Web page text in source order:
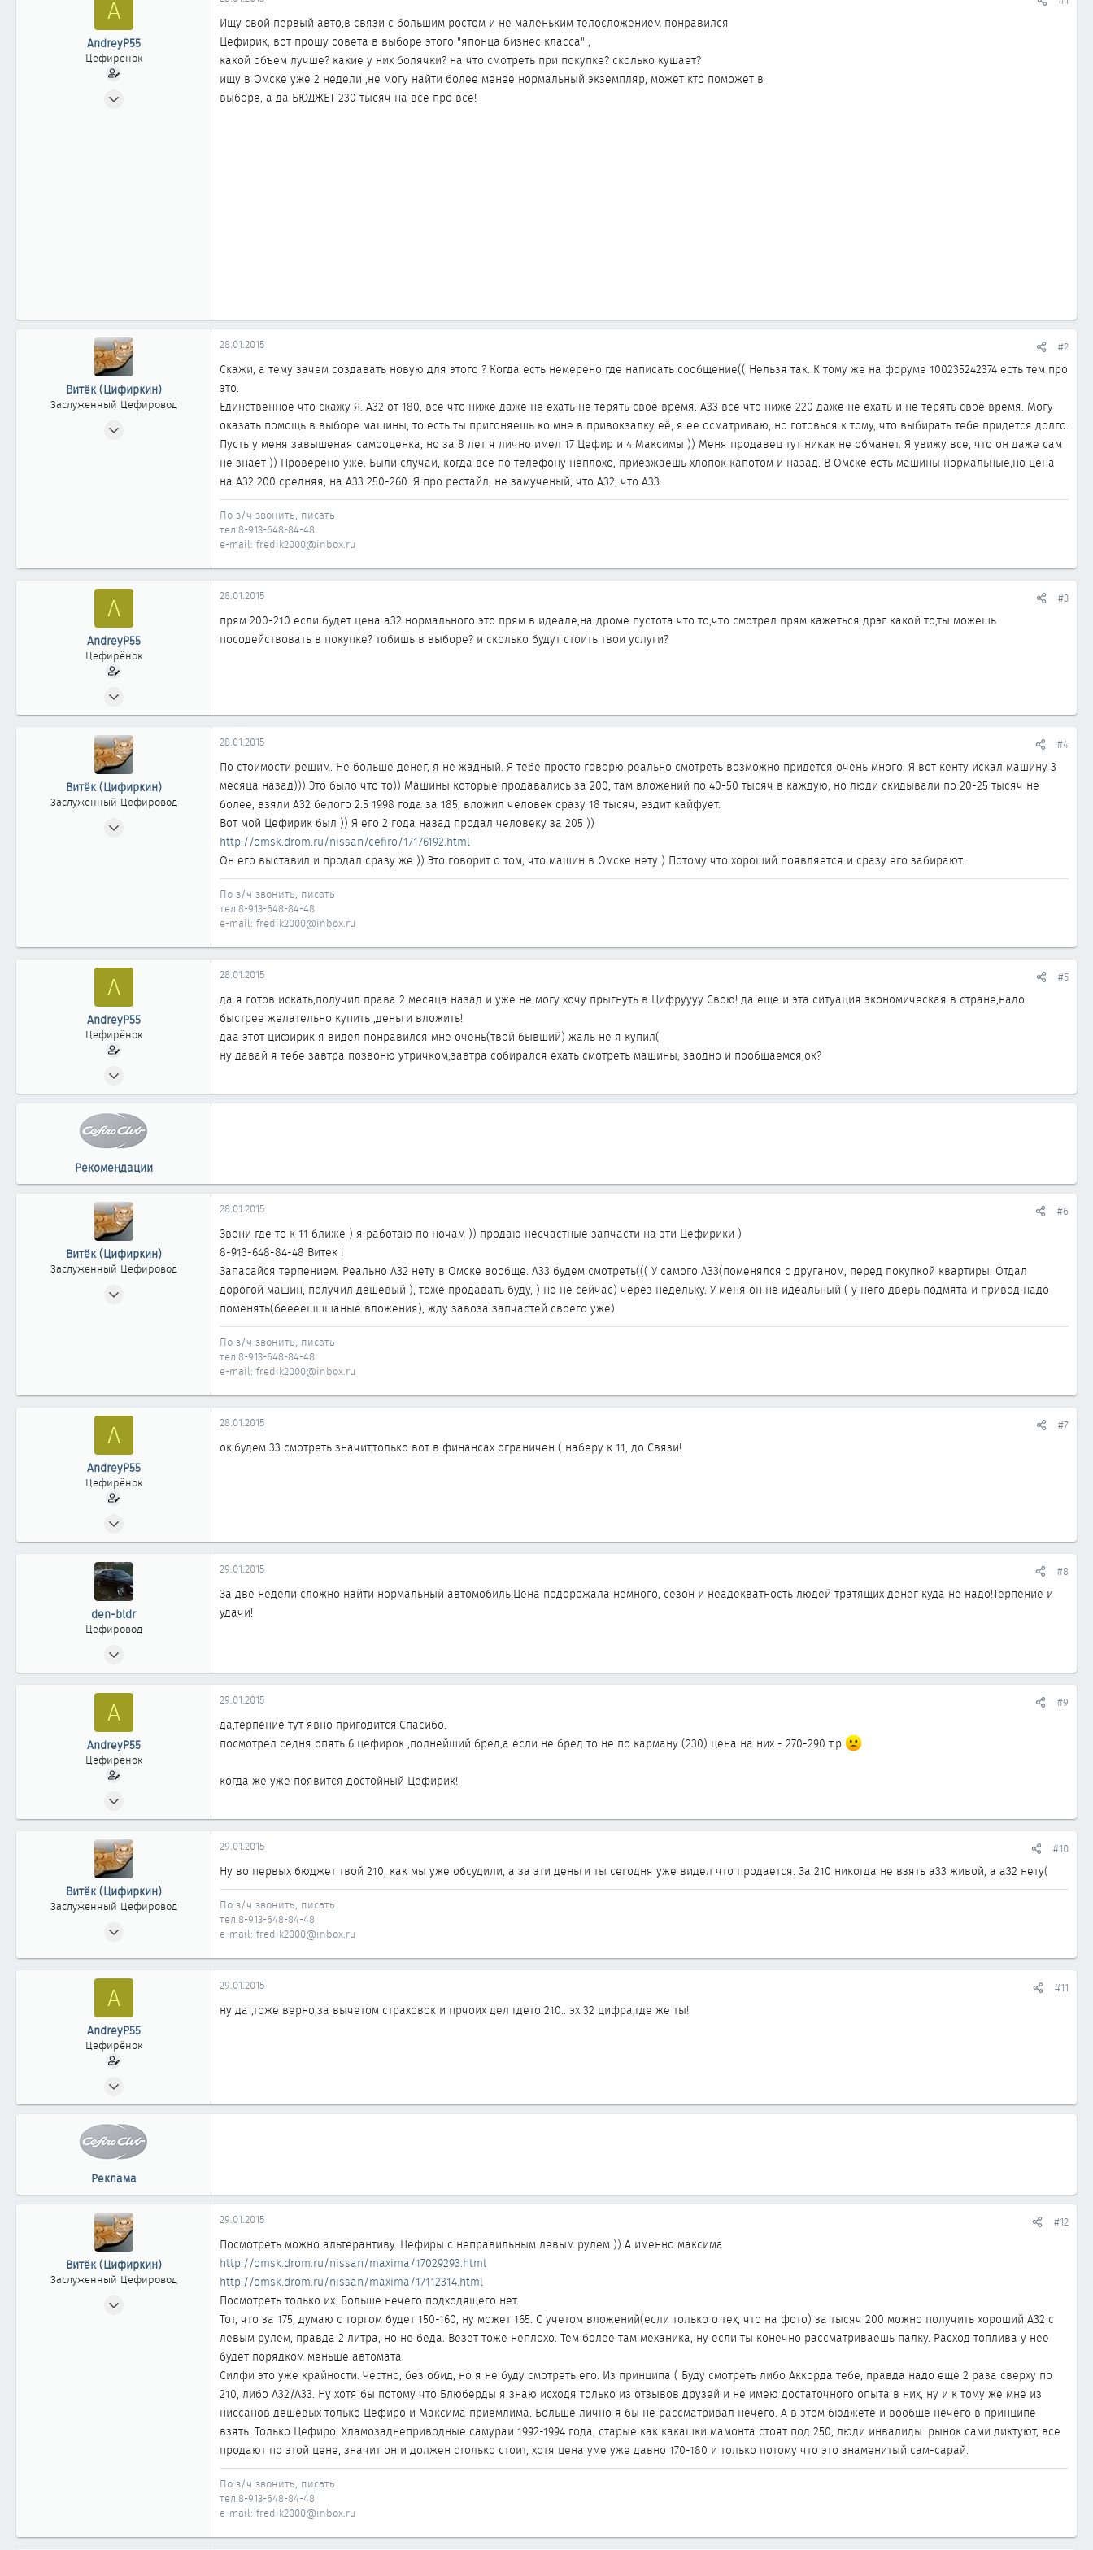
A
AndreyP55
Цефирёнок
Ищу свой первый авто,в связи с большим ростом и не маленьким телосложением понравился
Цефирик, вот прошу совета в выборе этого "японца бизнес класса" ,
какой объем лучше? какие у них болячки? на что смотреть при покупке? сколько кушает?
ищу в Омске уже 2 недели ,не могу найти более менее нормальный экземпляр, может кто поможет в
выборе, а да БЮДЖЕТ 230 тысяч на все про все!
Витёк (Цифиркин)
Заслуженный Цефировод
28.01.2015 #2
Скажи, а тему зачем создавать новую для этого ? Когда есть немерено где написать сообщение(( Нельзя так. К тому же на форуме 100235242374 есть тем про
это.
Единственное что скажу Я. А32 от 180, все что ниже даже не ехать не терять своё время. А33 все что ниже 220 даже не ехать и не терять своё время. Могу
оказать помощь в выборе машины, то есть ты пригоняешь ко мне в привокзалку её, я ее осматриваю, но готовься к тому, что выбирать тебе придется долго.
Пусть у меня завышеная самооценка, но за 8 лет я лично имел 17 Цефир и 4 Максимы )) Меня продавец тут никак не обманет. Я увижу все, что он даже сам
не знает )) Проверено уже. Были случаи, когда все по телефону неплохо, приезжаешь хлопок капотом и назад. В Омске есть машины нормальные,но цена
на А32 200 средняя, на А33 250-260. Я про рестайл, не замученый, что А32, что А33.
По з/ч звонить, писать
тел.8-913-648-84-48
e-mail: fredik2000@inbox.ru
A
AndreyP55
Цефирёнок
14
28.01.2015 #3
прям 200-210 если будет цена а32 нормального это прям в идеале,на дроме пустота что то,что смотрел прям кажеться дрэг какой то,ты можешь
посодействовать в покупке? тобишь в выборе? и сколько будут стоить твои услуги?
Витёк (Цифиркин)
Заслуженный Цефировод
28.01.2015 #4
По стоимости решим. Не больше денег, я не жадный. Я тебе просто говорю реально смотреть возможно придется очень много. Я вот кенту искал машину 3
месяца назад))) Это было что то)) Машины которые продавались за 200, там вложений по 40-50 тысяч в каждую, но люди скидывали по 20-25 тысяч не
более, взяли А32 белого 2.5 1998 года за 185, вложил человек сразу 18 тысяч, ездит кайфует.
Вот мой Цефирик был )) Я его 2 года назад продал человеку за 205 ))
http://omsk.drom.ru/nissan/cefiro/17176192.html
Он его выставил и продал сразу же )) Это говорит о том, что машин в Омске нету ) Потому что хороший появляется и сразу его забирают.
По з/ч звонить, писать
тел.8-913-648-84-48
e-mail: fredik2000@inbox.ru
A
AndreyP55
Цефирёнок
14
28.01.2015 #5
да я готов искать,получил права 2 месяца назад и уже не могу хочу прыгнуть в Цифруууу Свою! да еще и эта ситуация экономическая в стране,надо
быстрее желательно купить ,деньги вложить!
даа этот цифирик я видел понравился мне очень(твой бывший) жаль не я купил(
ну давай я тебе завтра позвоню утричком,завтра собирался ехать смотреть машины, заодно и пообщаемся,ок?
Рекомендации
Витёк (Цифиркин)
Заслуженный Цефировод
28.01.2015 #6
Звони где то к 11 ближе ) я работаю по ночам )) продаю несчастные запчасти на эти Цефирики )
8-913-648-84-48 Витек !
Запасайся терпением. Реально А32 нету в Омске вообще. А33 будем смотреть((( У самого А33(поменялся с друганом, перед покупкой квартиры. Отдал
дорогой машин, получил дешевый ), тоже продавать буду, ) но не сейчас) через недельку. У меня он не идеальный ( у него дверь подмята и привод надо
поменять(беееешшшаные вложения), жду завоза запчастей своего уже)
По з/ч звонить, писать
тел.8-913-648-84-48
e-mail: fredik2000@inbox.ru
A
AndreyP55
Цефирёнок
14
28.01.2015 #7
ок,будем 33 смотреть значит,только вот в финансах ограничен ( наберу к 11, до Связи!
den-bldr
Цефировод
756
29.01.2015 #8
За две недели сложно найти нормальный автомобиль!Цена подорожала немного, сезон и неадекватность людей тратящих денег куда не надо!Терпение и
удачи!
A
AndreyP55
Цефирёнок
14
29.01.2015 #9
да,терпение тут явно пригодится,Спасибо.
посмотрел седня опять 6 цефирок ,полнейший бред,а если не бред то не по карману (230) цена на них - 270-290 т.р
когда же уже появится достойный Цефирик!
Витёк (Цифиркин)
Заслуженный Цефировод
29.01.2015 #10
Ну во первых бюджет твой 210, как мы уже обсудили, а за эти деньги ты сегодня уже видел что продается. За 210 никогда не взять а33 живой, а а32 нету(
По з/ч звонить, писать
тел.8-913-648-84-48
e-mail: fredik2000@inbox.ru
A
AndreyP55
Цефирёнок
14
29.01.2015 #11
ну да ,тоже верно,за вычетом страховок и прчоих дел гдето 210.. эх 32 цифра,где же ты!
Реклама
Витёк (Цифиркин)
Заслуженный Цефировод
29.01.2015 #12
Посмотреть можно альтерантиву. Цефиры с неправильным левым рулем )) А именно максима
http://omsk.drom.ru/nissan/maxima/17029293.html
http://omsk.drom.ru/nissan/maxima/17112314.html
Посмотреть только их. Больше нечего подходящего нет.
Тот, что за 175, думаю с торгом будет 150-160, ну может 165. С учетом вложений(если только о тех, что на фото) за тысяч 200 можно получить хороший А32 с
левым рулем, правда 2 литра, но не беда. Везет тоже неплохо. Тем более там механика, ну если ты конечно рассматриваешь палку. Расход топлива у нее
будет порядком меньше автомата.
Силфи это уже крайности. Честно, без обид, но я не буду смотреть его. Из принципа ( Буду смотреть либо Аккорда тебе, правда надо еще 2 раза сверху по
210, либо А32/А33. Ну хотя бы потому что Блюберды я знаю исходя только из отзывов друзей и не имею достаточного опыта в них, ну и к тому же мне из
ниссанов дешевых только Цефиро и Максима приемлима. Больше лично я бы не рассматривал нечего. А в этом бюджете и вообще нечего в принципе
взять. Только Цефиро. Хламозаднеприводные самураи 1992-1994 года, старые как какашки мамонта стоят под 250, люди инвалиды. рынок сами диктуют, все
продают по этой цене, значит он и должен столько стоит, хотя цена уме уже давно 170-180 и только потому что это знаменитый сам-сарай.
По з/ч звонить, писать
тел.8-913-648-84-48
e-mail: fredik2000@inbox.ru